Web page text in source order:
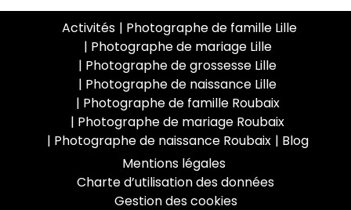
Activités
Photographe de famille Lille
Photographe de mariage Lille
Photographe de grossesse Lille
Photographe de naissance Lille
Photographe de famille Roubaix
Photographe de mariage Roubaix
Photographe de naissance Roubaix
Blog
Mentions légales
Charte d’utilisation des données
Gestion des cookies